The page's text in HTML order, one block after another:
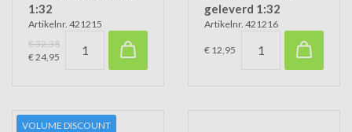
1:32
Artikelnr. 421215
€ 32,38
€ 24,95
geleverd 1:32
Artikelnr. 421216
€ 12,95
VOLUME DISCOUNT